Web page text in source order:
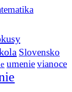
Slovensko
umenievianoce